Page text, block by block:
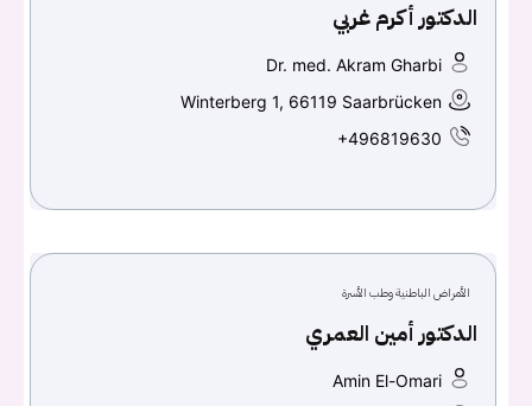
الدكتور أكرم غربي
Dr. med. Akram Gharbi
Winterberg 1, 66119 Saarbrücken
+496819630
الأمراض الباطنية وطب الأسرة
الدكتور أمين العمري
Amin El-Omari